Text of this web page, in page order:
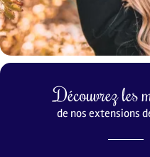
Découvrez les
de nos extensions